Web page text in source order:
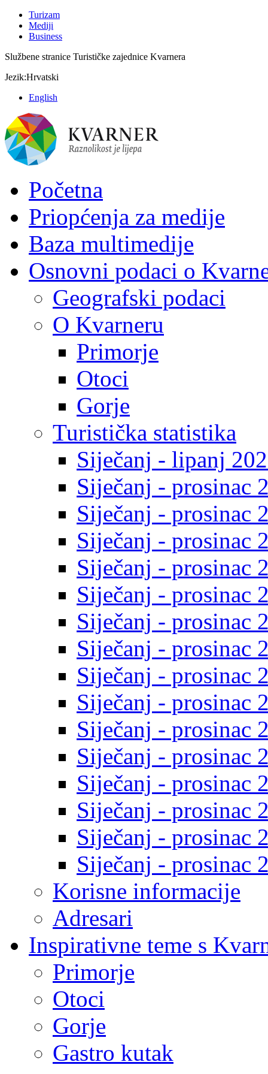
Turizam
Mediji
Business
Službene stranice Turističke zajednice Kvarnera
Jezik:Hrvatski
English
Početna
Priopćenja za medije
Baza multimedije
Osnovni podaci o
Geografski podaci
O Kvarneru
Primorje
Otoci
Gorje
Turistička statistika
Siječanj - lipanj
Siječanj - prosinac
Siječanj - prosinac
Siječanj - prosinac
Siječanj - prosinac
Siječanj - prosinac
Siječanj - prosinac
Siječanj - prosinac
Siječanj - prosinac
Siječanj - prosinac
Siječanj - prosinac
Siječanj - prosinac
Siječanj - prosinac
Siječanj - prosinac
Siječanj - prosinac
Siječanj - prosinac
Korisne informacije
Adresari
Inspirativne teme s
Primorje
Otoci
Gorje
Gastro kutak